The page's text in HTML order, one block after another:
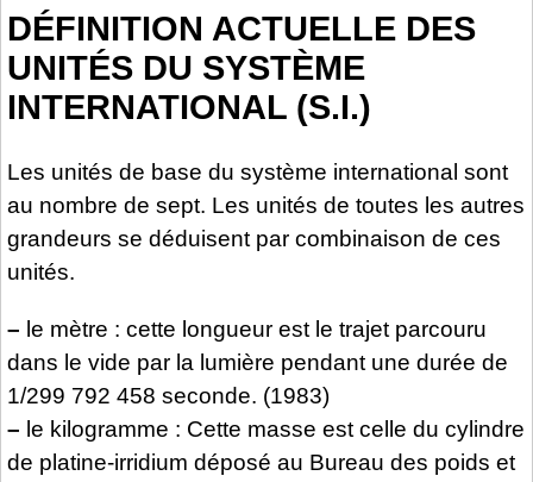
DÉFINITION ACTUELLE DES
UNITÉS DU SYSTÈME
INTERNATIONAL (S.I.)
Les unités de base du système international sont
au nombre de sept. Les unités de toutes les autres
grandeurs se déduisent par combinaison de ces
unités.
– le mètre : cette longueur est le trajet parcouru
dans le vide par la lumière pendant une durée de
1/299 792 458 seconde. (1983)
– le kilogramme : Cette masse est celle du cylindre
de platine-irridium déposé au Bureau des poids et